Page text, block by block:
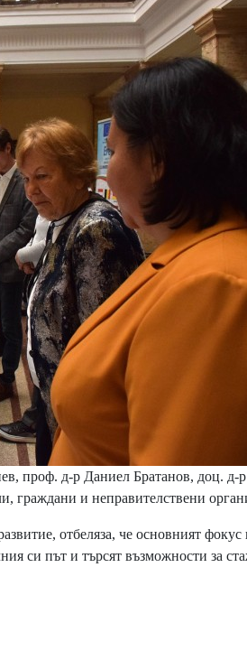
проф. д-р Даниел Братанов, доц. д-
граждани и неправителствени
отбеляза, че основният фокус
си път и търсят възможности за